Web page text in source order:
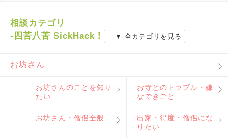
相談カテゴリ
-四苦八苦 SickHack！
▼ 全カテゴリを見る
お坊さん
お坊さんのことを知り
たい
お寺とのトラブル・嫌
なできごと
お坊さん・僧侶全般
出家・得度・僧侶にな
りたい